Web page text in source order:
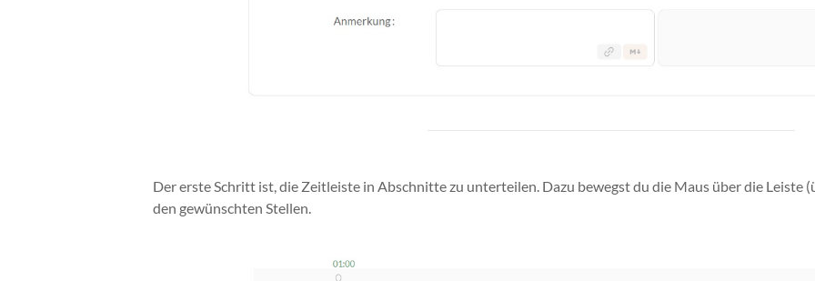
Der erste Schritt ist, die Zeitleiste in Abschnitte zu unterteilen. Dazu bewegst du die Maus über die Leiste
den gewünschten Stellen.